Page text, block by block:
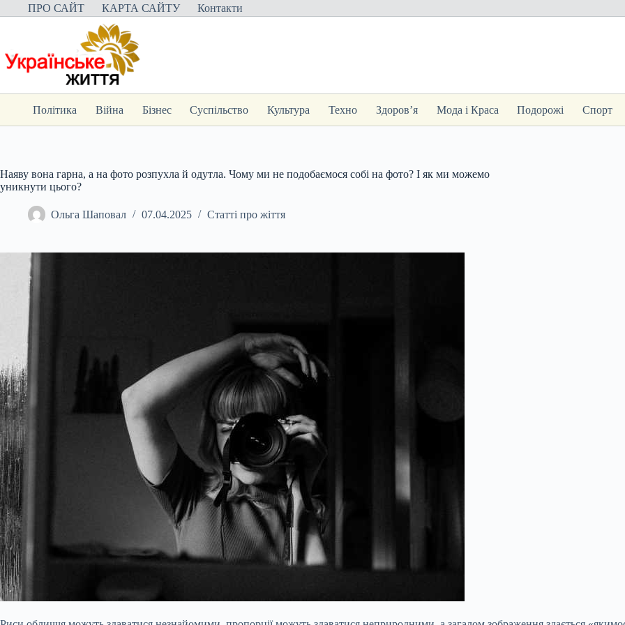
Перейти
до
ПРО САЙТ КАРТА САЙТУ Контакти
Політика Війна Бізнес Суспільство Культура Техно Здоров’я Мода і Краса Подорожі Спорт
Наяву вона гарна, а на фото розпухла й одутла. Чому ми не подобаємося собі на фото? І як ми можемо
уникнути цього?
Ольга Шаповал 07.04.2025 Статті про жіття